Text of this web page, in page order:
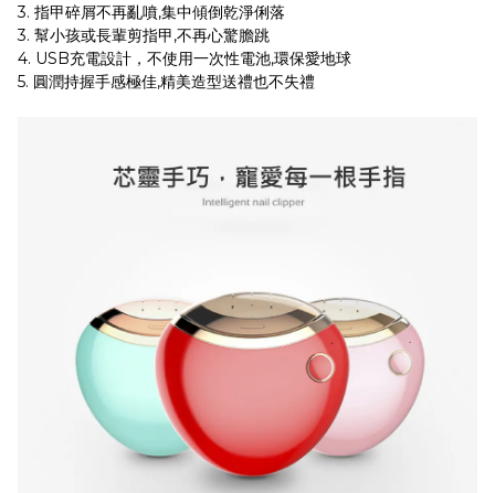
3. 指甲碎屑不再亂噴,集中傾倒乾淨俐落
3. 幫小孩或長輩剪指甲,不再心驚膽跳
4. USB充電設計，不使用一次性電池,環保愛地球
5. 圓潤持握手感極佳,精美造型送禮也不失禮